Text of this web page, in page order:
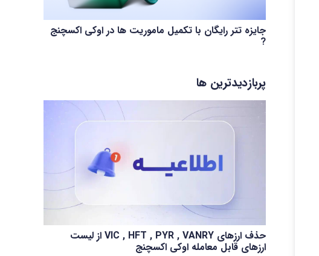
جایزه تتر رایگان با تکمیل ماموریت ها در اوکی اکسچنج
?
پربازدیدترین ها
حذف ارزهای VIC , HFT , PYR , VANRY از لیست
ارزهای قابل معامله اوکی اکسچنج